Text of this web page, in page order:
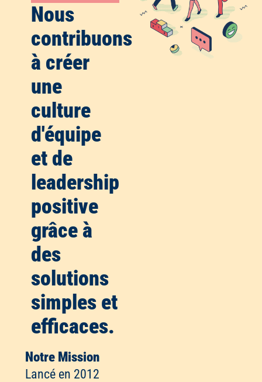
Nous
contribuons
à créer
une
culture
d'équipe
et de
leadership
positive
grâce à
des
solutions
simples et
efficaces.
Notre Mission
Lancé en 2012